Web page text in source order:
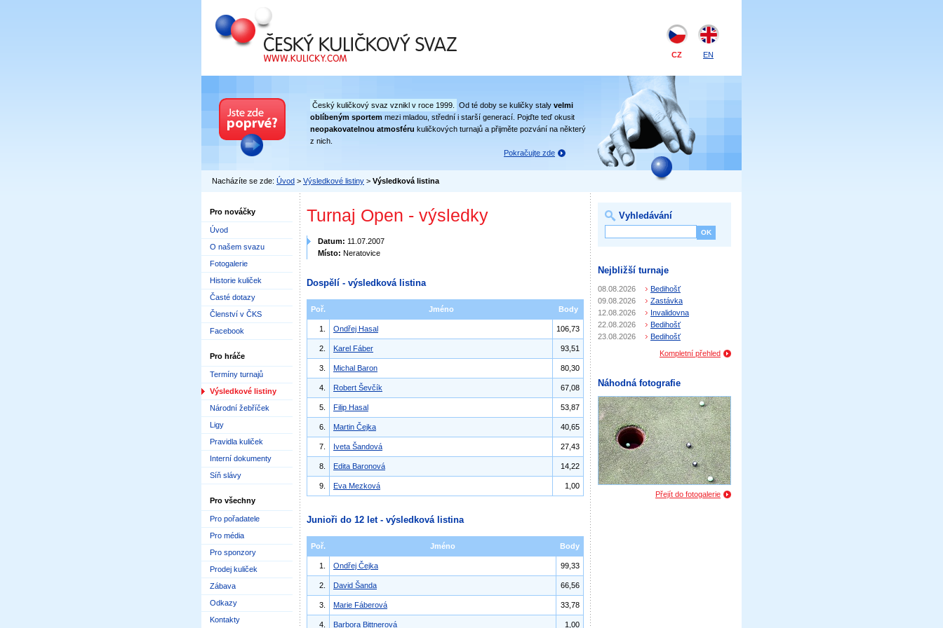
Český kuličkový svaz
CZ EN
Český kuličkový svaz vznikl v roce 1999. Od té doby se kuličky staly velmi
oblíbeným sportem mezi mladou, střední i starší generací. Pojďte teď okusit
neopakovatelnou atmosféru kuličkových turnajů a přijměte pozvání na některý
z nich.
Pokračujte zde
Nacházíte se zde: Úvod > Výsledkové listiny > Výsledková listina
Pro nováčky
Úvod
O našem svazu
Fotogalerie
Historie kuliček
Časté dotazy
Členství v ČKS
Facebook
Pro hráče
Termíny turnajů
Výsledkové listiny
Národní žebříček
Ligy
Pravidla kuliček
Interní dokumenty
Síň slávy
Pro všechny
Pro pořadatele
Pro média
Pro sponzory
Prodej kuliček
Zábava
Odkazy
Kontakty
Turnaj Open - výsledky
Datum: 11.07.2007
Místo: Neratovice
Dospělí - výsledková listina
Poř. Jméno Body
1. Ondřej Hasal 106,73
2. Karel Fáber 93,51
3. Michal Baron 80,30
4. Robert Ševčík 67,08
5. Filip Hasal 53,87
6. Martin Čejka 40,65
7. Iveta Šandová 27,43
8. Edita Baronová 14,22
9. Eva Mezková 1,00
Junioři do 12 let - výsledková listina
Poř. Jméno Body
1. Ondřej Čejka 99,33
2. David Šanda 66,56
3. Marie Fáberová 33,78
4. Barbora Bittnerová 1,00
Vyhledávání
Nejbližší turnaje
08.08.2026
Bedihošť
09.08.2026
Zastávka
12.08.2026
Invalidovna
22.08.2026
Bedihošť
23.08.2026
Bedihošť
Kompletní přehled
Náhodná fotografie
Přejít do fotogalerie